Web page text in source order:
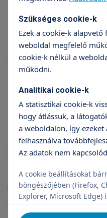
mérünk. Érdemes tehát
nap nyomon követni a
Fontos, hogy a kiválasztott
átlagos legyen: ne essen
beteg az addigi
mely egy mobiltelefon
kardiológus megkéri a
melyben feljegyez mindent,
kapcsolatban lehet:
megerőltető mozgást stb. A
orvos az egyedigényeknek
általában napközben 20
regisztrálja, átlagolja. Az
tevékenységnaplóból
értékeli.
Szükséges cookie-k
Ezek a cookie-k
weboldal megfelelő
cookie-k nélkül a
működni.
Analitikai cookie-k
A statisztikai cookie-k
hogy átlássuk, a
a weboldalon, így
felhasználva
Az adatok nem
A cookie beállításokat
böngészőjében (Firefox,
Explorer, Microsoft Edge)